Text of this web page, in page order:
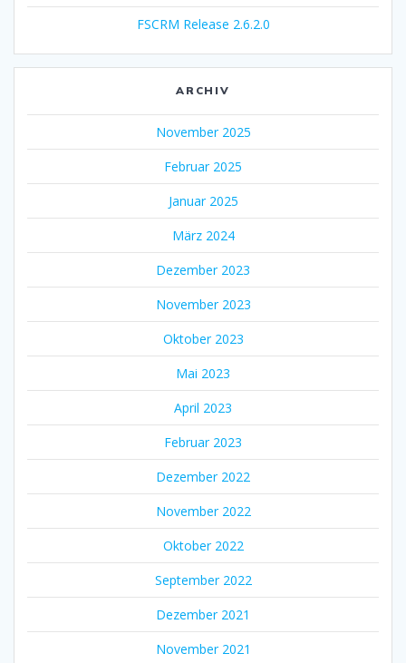
FSCRM Release 2.6.2.0
ARCHIV
November 2025
Februar 2025
Januar 2025
März 2024
Dezember 2023
November 2023
Oktober 2023
Mai 2023
April 2023
Februar 2023
Dezember 2022
November 2022
Oktober 2022
September 2022
Dezember 2021
November 2021